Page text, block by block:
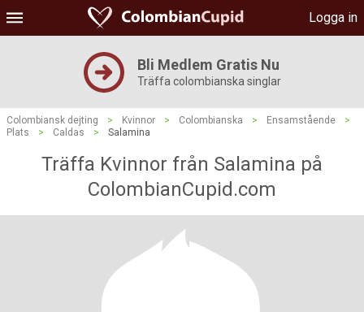
Logga in
Bli Medlem Gratis Nu
Träffa colombianska singlar
Colombiansk dejting > Kvinnor > Colombianska > Ensamstående
>
Plats
> Caldas > Salamina
Träffa Kvinnor från Salamina på
ColombianCupid.com